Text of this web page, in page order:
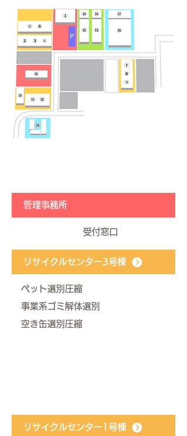
管理事務所
受付窓口
リサイクルセンター3号棟
ペット選別圧縮
事業系ゴミ解体選別
​空き缶選別圧縮
リサイクルセンター1号棟